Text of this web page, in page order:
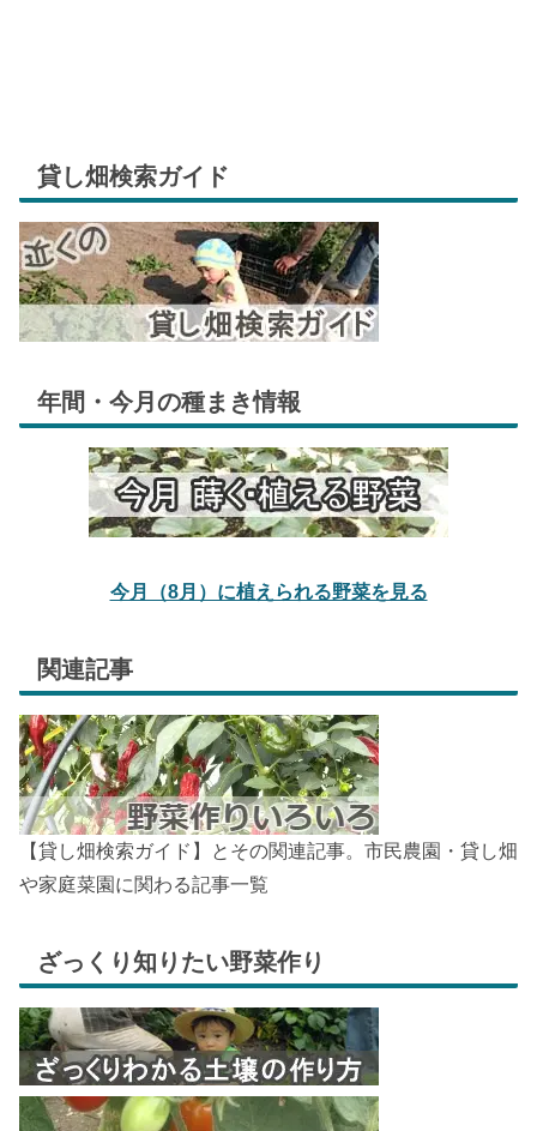
貸し畑検索ガイド
年間・今月の種まき情報
今月（8月）に植えられる野菜を見る
関連記事
【貸し畑検索ガイド】とその関連記事。市民農園・貸し畑
や家庭菜園に関わる記事一覧
ざっくり知りたい野菜作り